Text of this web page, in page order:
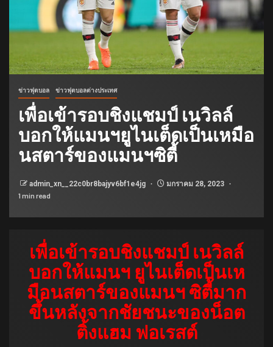
ข่าวฟุตบอล ข่าวฟุตบอลต่างประเทศ
เพื่อเข้ารอบชิงแชมป์ เนวิลล์
บอกให้แมนฯยูไนเต็ดเป็นเหมือ
นสตาร์ของแมนฯซิตี้
admin_xn__22c0br8bajyv6bf1e4jg
มกราคม 28, 2023
1 min read
เพื่อเข้ารอบชิงแชมป์ เนวิลล์
บอกให้แมนฯ ยูไนเต็ดเป็นเห
มือนสตาร์ของแมนฯ ซิตี้มาก
ขึ้นหลังจากชัยชนะของน็อต
ติ้งแฮม ฟอเรสต์